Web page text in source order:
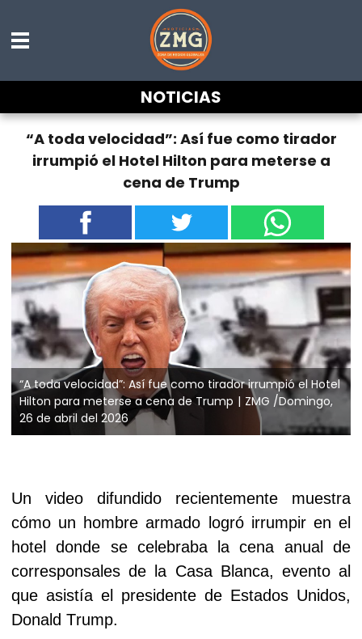
NOTICIAS
“A toda velocidad”: Así fue como tirador
irrumpió el Hotel Hilton para meterse a
cena de Trump
“A toda velocidad”: Así fue como tirador irrumpió el Hotel
Hilton para meterse a cena de Trump
ZMG /Domingo,
26 de abril del 2026
Un video difundido recientemente muestra
cómo un hombre armado logró irrumpir en el
hotel donde se celebraba la cena anual de
corresponsales de la Casa Blanca, evento al
que asistía el presidente de Estados Unidos,
Donald Trump.